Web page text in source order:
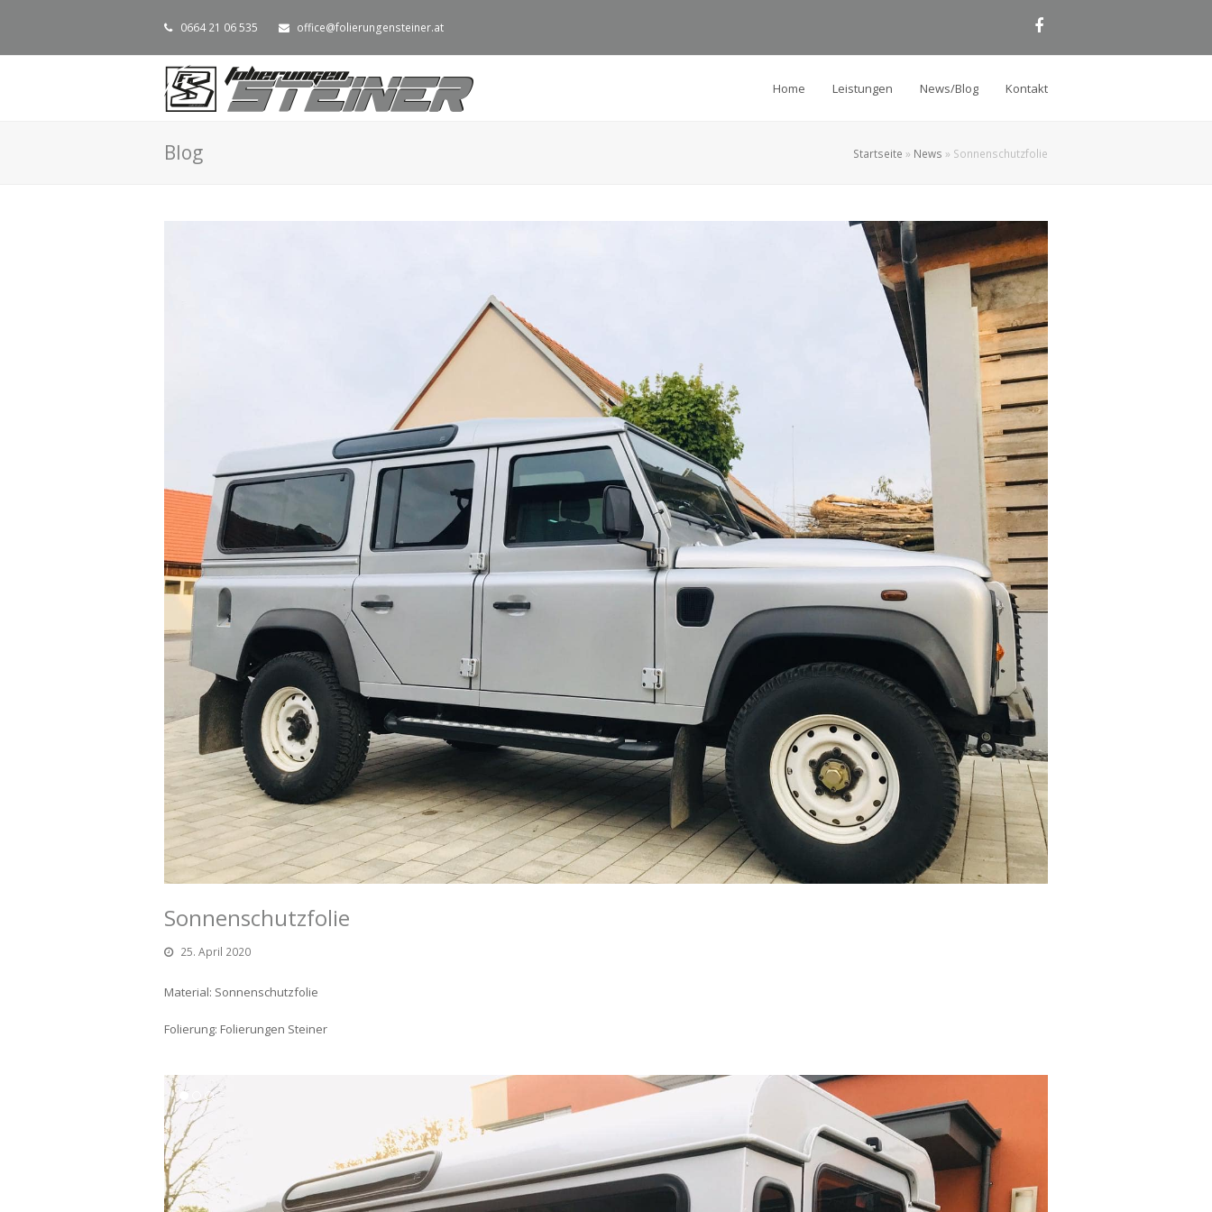
0664 21 06 535 office@folierungensteiner.at Facebook
Home Leistungen News/Blog Kontakt
Blog Startseite » News » Sonnenschutzfolie
Sonnenschutzfolie
25. April 2020
Material: Sonnenschutzfolie
Folierung: Folierungen Steiner